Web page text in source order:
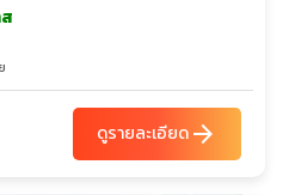
ดูรายละเอียดarrow_forward